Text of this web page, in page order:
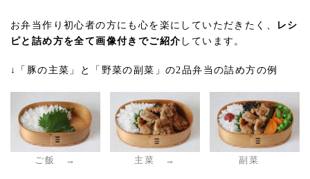
お弁当作り初心者の方にも心を楽にしていただきたく、
レシ
ピと詰め方を全て画像付きでご紹介 しています。
↓「豚の主菜」と「野菜の副菜」の2品弁当の詰め方の例
ご飯 → 主菜 → 副菜